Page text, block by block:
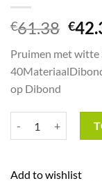
€61.38
was:
€
Pruimen met witte
op Dibond
Add to wishlist